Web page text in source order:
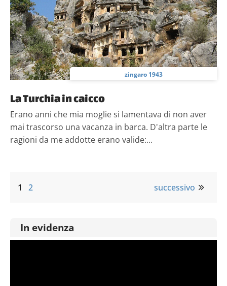
zingaro 1943
La Turchia in caicco
Erano anni che mia moglie si lamentava di non aver
mai trascorso una vacanza in barca. D'altra parte le
ragioni da me addotte erano valide:...
1 2 successivo
In evidenza